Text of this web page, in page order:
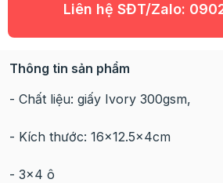
Liên hệ SĐT/Zalo:
Thông tin sản phẩm
- Chất liệu: giấy Ivory 300gsm,
- Kích thước: 16x12.5x4cm
- 3x4 ô